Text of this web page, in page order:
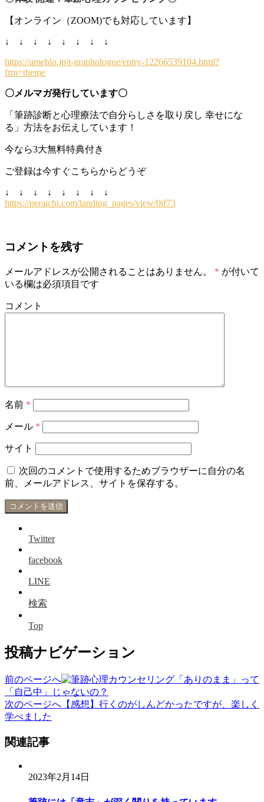
【オンライン（ZOOM)でも対応しています】
↓ ↓ ↓ ↓ ↓ ↓ ↓ ↓
https://ameblo.jp/t-graphologue/entry-12266539104.html?
frm=theme
〇メルマガ発行しています〇
「筆跡診断と心理療法で自分らしさを取り戻し 幸せにな
る」方法をお伝えしています！
今なら3大無料特典付き
ご登録は今すぐこちらからどうぞ
↓ ↓ ↓ ↓ ↓ ↓ ↓ ↓
https://peraichi.com/landing_pages/view/0if73
コメントを残す
メールアドレスが公開されることはありません。 * が付いて
いる欄は必須項目です
コメント
名前 *
メール *
サイト
次回のコメントで使用するためブラウザーに自分の名
前、メールアドレス、サイトを保存する。
Twitter
facebook
LINE
検索
Top
投稿ナビゲーション
前のページへ
「ありのまま」って
「自己中」じゃないの？
次のページへ 【感想】行くのがしんどかったですが、楽しく
学べました
関連記事
2023年2月14日